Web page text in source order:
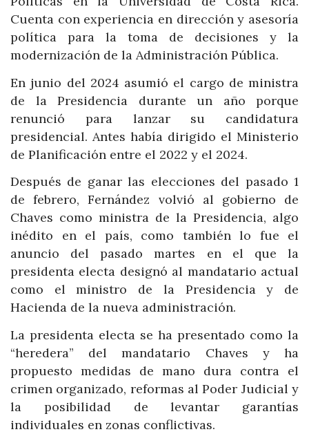
Cuenta con experiencia en dirección y asesoría
política para la toma de decisiones y la
modernización de la Administración Pública.
En junio del 2024 asumió el cargo de ministra
de la Presidencia durante un año porque
renunció para lanzar su candidatura
presidencial. Antes había dirigido el Ministerio
de Planificación entre el 2022 y el 2024.
Después de ganar las elecciones del pasado 1
de febrero, Fernández volvió al gobierno de
Chaves como ministra de la Presidencia, algo
inédito en el país, como también lo fue el
anuncio del pasado martes en el que la
presidenta electa designó al mandatario actual
como el ministro de la Presidencia y de
Hacienda de la nueva administración.
La presidenta electa se ha presentado como la
“heredera” del mandatario Chaves y ha
propuesto medidas de mano dura contra el
crimen organizado, reformas al Poder Judicial y
la posibilidad de levantar garantías
individuales en zonas conflictivas.